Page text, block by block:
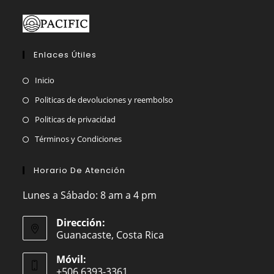
Enlaces Útiles
Inicio
Politicas de devoluciones y reembolso
Politicas de privacidad
Términos y Condiciones
Horario De Atención
Lunes a Sábado: 8 am a 4 pm
Dirección:
Guanacaste, Costa Rica
Móvil: